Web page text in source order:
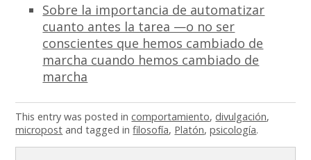
Sobre la importancia de automatizar
cuanto antes la tarea —o no ser
conscientes que hemos cambiado de
marcha cuando hemos cambiado de
marcha
This entry was posted incomportamiento, divulgación,
micropost and tagged infilosofía, Platón,psicología.